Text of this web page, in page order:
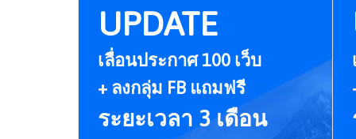
UPDATE
เลื่อนประกาศ 100 เว็บ
+ ลงกลุ่ม FB แถมฟรี
ระยะเวลา 3 เดือน